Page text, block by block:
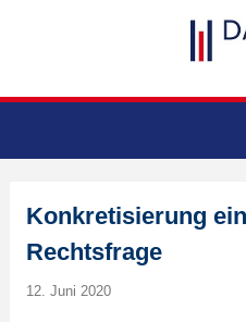
Konkretisierung
Rechtsfrage
12. Juni 2020